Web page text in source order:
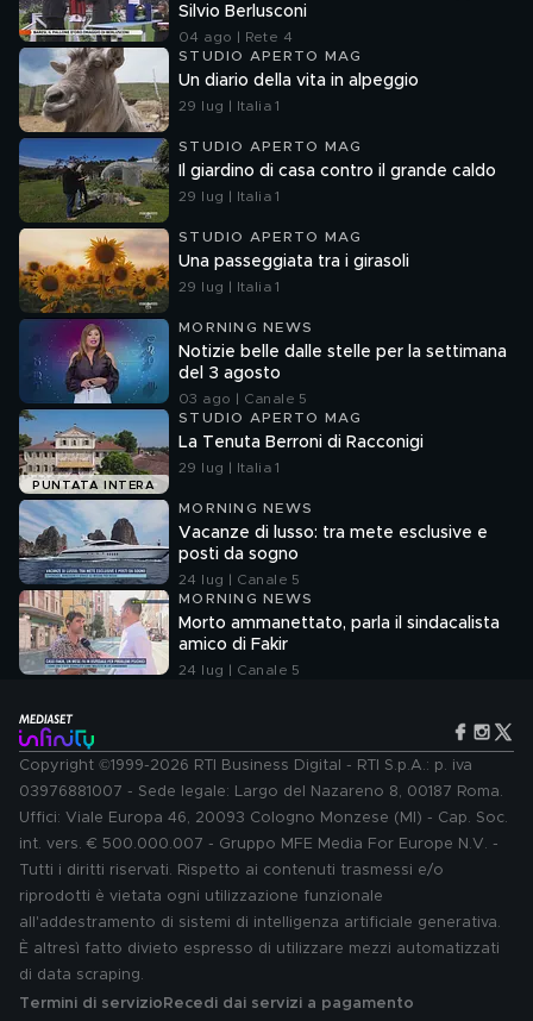
Silvio Berlusconi
04 ago | Rete 4
STUDIO APERTO MAG
Un diario della vita in alpeggio
29 lug | Italia 1
STUDIO APERTO MAG
Il giardino di casa contro il grande caldo
29 lug | Italia 1
STUDIO APERTO MAG
Una passeggiata tra i girasoli
29 lug | Italia 1
MORNING NEWS
Notizie belle dalle stelle per la settimana
del 3 agosto
03 ago | Canale 5
PUNTATA INTERA
STUDIO APERTO MAG
La Tenuta Berroni di Racconigi
29 lug | Italia 1
MORNING NEWS
Vacanze di lusso: tra mete esclusive e
posti da sogno
24 lug | Canale 5
MORNING NEWS
Morto ammanettato, parla il sindacalista
amico di Fakir
24 lug | Canale 5
Copyright ©1999-2026 RTI Business Digital - RTI S.p.A.: p. iva
03976881007 - Sede legale: Largo del Nazareno 8, 00187 Roma.
Uffici: Viale Europa 46, 20093 Cologno Monzese (MI) - Cap. Soc.
int. vers. € 500.000.007 - Gruppo MFE Media For Europe N.V. -
Tutti i diritti riservati. Rispetto ai contenuti trasmessi e/o
riprodotti è vietata ogni utilizzazione funzionale
all'addestramento di sistemi di intelligenza artificiale generativa.
È altresì fatto divieto espresso di utilizzare mezzi automatizzati
di data scraping.
Termini di servizio Recedi dai servizi a pagamento